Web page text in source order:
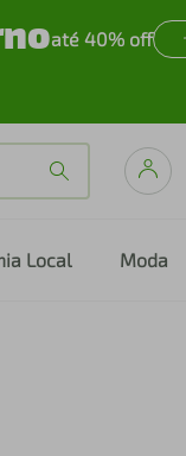
até 40% off
Local Moda